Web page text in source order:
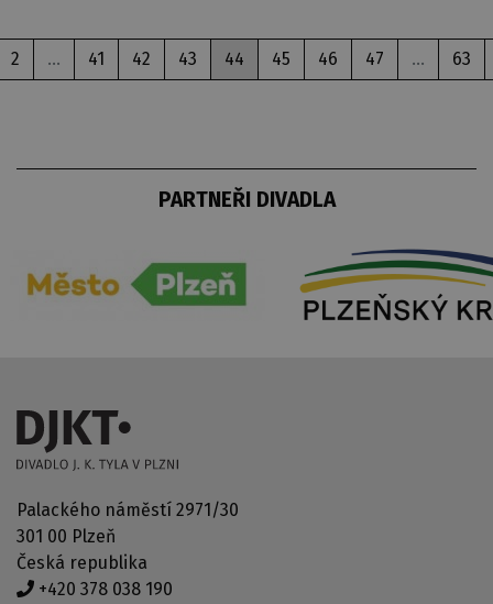
2 ... 41 42 43 44 45 46 47 ... 63
PARTNEŘI DIVADLA
Palackého náměstí 2971/30
301 00 Plzeň
Česká republika
+420 378 038 190